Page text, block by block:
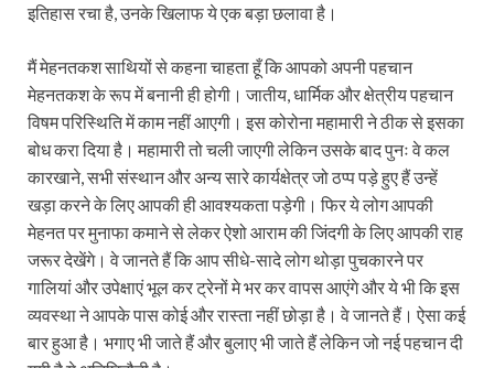
इतिहास रचा है, उनके खिलाफ ये एक बड़ा छलावा है।
मैं मेहनतकश साथियों से कहना चाहता हूँ कि आपको अपनी पहचान
मेहनतकश के रूप में बनानी ही होगी। जातीय, धार्मिक और क्षेत्रीय पहचान
विषम परिस्थिति में काम नहीं आएगी। इस कोरोना महामारी ने ठीक से इसका
बोध करा दिया है। महामारी तो चली जाएगी लेकिन उसके बाद पुनः वे कल
कारखाने, सभी संस्थान और अन्य सारे कार्यक्षेत्र जो ठप्प पड़े हुए हैं उन्हें
खड़ा करने के लिए आपकी ही आवश्यकता पड़ेगी। फिर ये लोग आपकी
मेहनत पर मुनाफा कमाने से लेकर ऐशो आराम की जिंदगी के लिए आपकी राह
जरूर देखेंगे। वे जानते हैं कि आप सीधे-सादे लोग थोड़ा पुचकारने पर
गालियां और उपेक्षाएं भूल कर ट्रेनों मे भर कर वापस आएंगे और ये भी कि इस
व्यवस्था ने आपके पास कोई और रास्ता नहीं छोड़ा है। वे जानते हैं। ऐसा कई
बार हुआ है। भगाए भी जाते हैं और बुलाए भी जाते हैं लेकिन जो नई पहचान दी